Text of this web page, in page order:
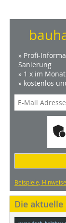
» Profi-
Sanierung
» 1 x im Monat
» kostenlos
Beispiele,
Die aktuelle